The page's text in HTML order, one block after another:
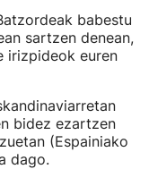
babestu
sartzen denean,
irizpideok euren
bidez ezartzen
(Espainiako
dago.